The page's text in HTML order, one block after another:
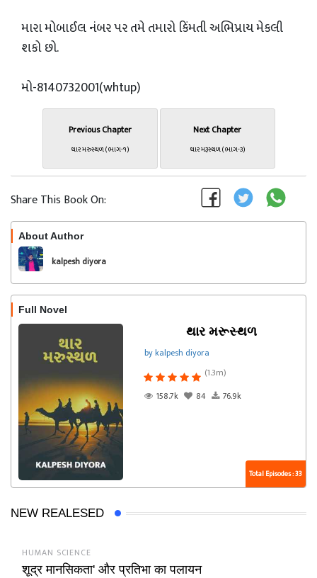
મારા મોબાઈલ નંબર પર તમે તમારો કિંમતી અભિપ્રાય મેકલી
શકો છો.
મો-8140732001(whtup)
Previous Chapter
થાર મરુસ્થળ (ભાગ-૧)
Next Chapter
થાર મરૂસ્થળ (ભાગ-૩)
Share This Book On:
About Author
kalpesh diyora
Full Novel
થાર મરૂસ્થળ
by kalpesh diyora
(1.3m)
158.7k
84 76.9k
Total Episodes : 33
NEW REALESED
HUMAN SCIENCE
शूद्र मानसिकता' और प्रतिभा का पलायन